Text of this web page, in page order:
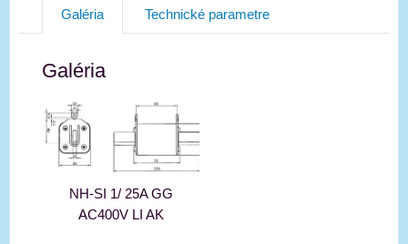
Galéria Technické parametre
Galéria
NH-SI 1/ 25A GG
AC400V LI AK